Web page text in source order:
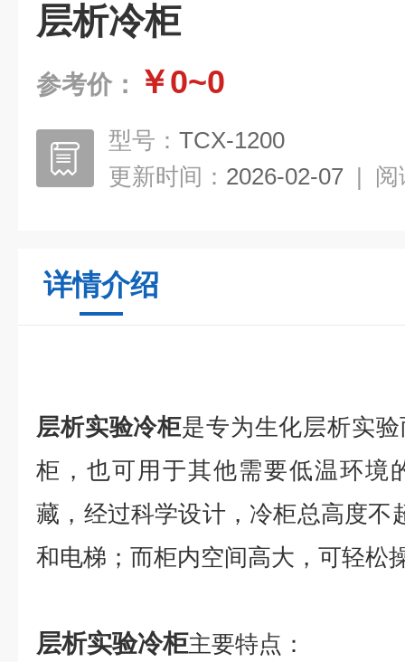
层析冷柜
参考价： ￥0~0
型号： TCX-1200
更新时间： 2026-02-07 | 阅
详情介绍
层析实验冷柜是专为生化层析实
柜，也可用于其他需要低温环境
藏 ， 经过科学设计，冷柜总高度不
和电梯；而柜内空间高大，可轻松
层析实验冷柜主要特点：